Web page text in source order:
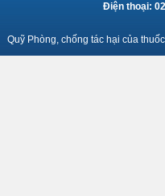
Điện thoại:
Quỹ Phòng, chống tác hại của